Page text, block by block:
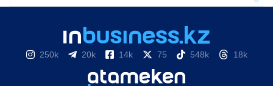
250k 20k 14k 75 548k 18k